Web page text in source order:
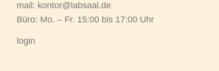
mail: kontor@labsaal.de
Büro: Mo. – Fr. 15:00 bis 17:00 Uhr
login